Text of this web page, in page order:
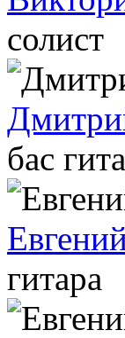
солист
бас
гитара